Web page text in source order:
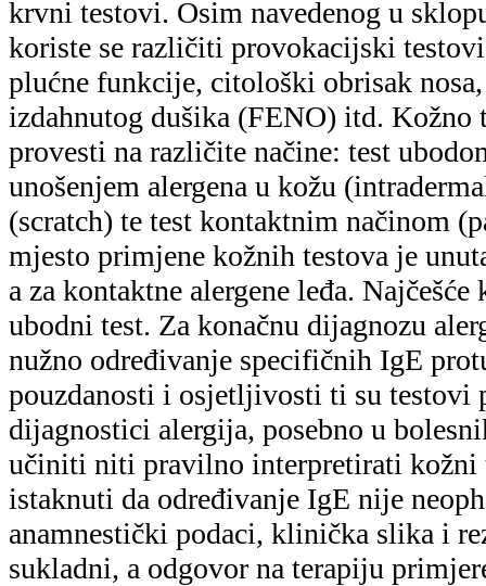
krvni testovi. Osim navedenog u
koriste se različiti provokacijski
plućne funkcije, citološki obrisak
izdahnutog dušika (FENO) itd. Kožno
provesti na različite načine: test
unošenjem alergena u kožu
(scratch) te test kontaktnim načinom
mjesto primjene kožnih testova je
a za kontaktne alergene leđa.
ubodni test. Za konačnu dijagnozu
nužno određivanje specifičnih IgE
pouzdanosti i osjetljivosti ti su testovi
dijagnostici alergija, posebno u
učiniti niti pravilno interpretirati kožni
istaknuti da određivanje IgE nije
anamnestički podaci, klinička slika i
sukladni, a odgovor na terapiju